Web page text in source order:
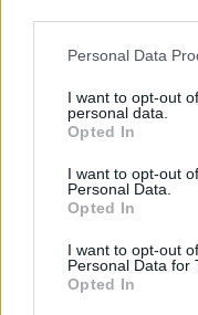
Personal Data
I want to opt-out
personal data.
Opted In
I want to opt-out
Personal Data.
Opted In
I want to opt-out
Personal Data for
Opted In
a cukrot, a citrom reszelt
tésztalapra, majd ráhelyezem
Megszurkálom ezt is
hagyom kihűlni, majd kis
Jó étvágyat!
Töltsd felTe is kreatív-
kipróbálhassuk!